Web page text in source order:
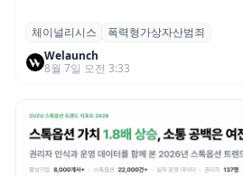
체이널리시스 “가상자산
범죄 증가…상반기 탈취액
체이널리시스
폭력형가상자산범죄
Welaunch
8월 7일 오전 3:33